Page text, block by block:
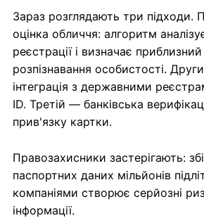
Зараз розглядають три
оцінка обличчя: алгоритм
реєстрації і визначає приблизний
розпізнавання особистості.
інтеграція з державними
ID. Третій — банківська
прив'язку картки.
Правозахисники застерігають:
паспортних даних мільйонів
компаніями створює серйозні
інформації.